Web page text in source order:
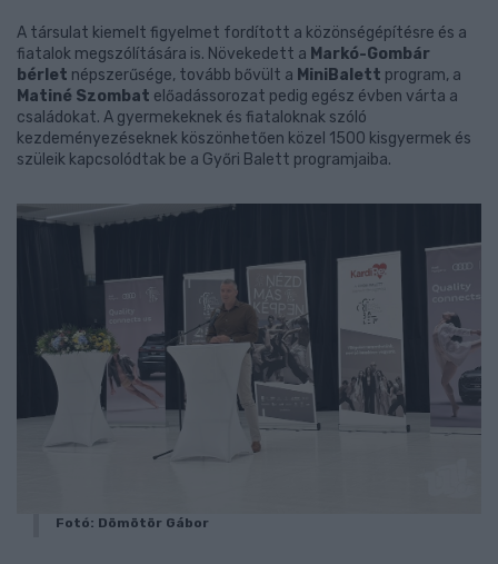
A társulat kiemelt figyelmet fordított a közönségépítésre és a
fiatalok megszólítására is. Növekedett a Markó-Gombár
bérlet népszerűsége, tovább bővült a MiniBalett program, a
Matiné Szombat előadássorozat pedig egész évben várta a
családokat. A gyermekeknek és fiataloknak szóló
kezdeményezéseknek köszönhetően közel 1500 kisgyermek és
szüleik kapcsolódtak be a Győri Balett programjaiba.
Fotó: Dömötör Gábor